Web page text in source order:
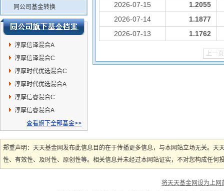
同公司基金转换
淳厚信泽混合A
淳厚信泽混合C
淳厚时代优选混合C
淳厚时代优选混合A
淳厚信睿混合C
淳厚信睿混合A
查看旗下全部基金>>
2026-07-15
1.2055
2026-07-14
1.1877
2026-07-13
1.1762
上一页
郑重声明：天天基金网发布此信息目的在于传播更多信息，与本网站立场无关。
性、有效性、及时性、原创性等。相关信息并未经过本网站证实，不对您构成任
将天天基金网设为上网